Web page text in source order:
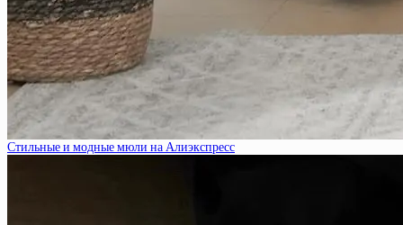
Стильные и модные мюли на Алиэкспресс